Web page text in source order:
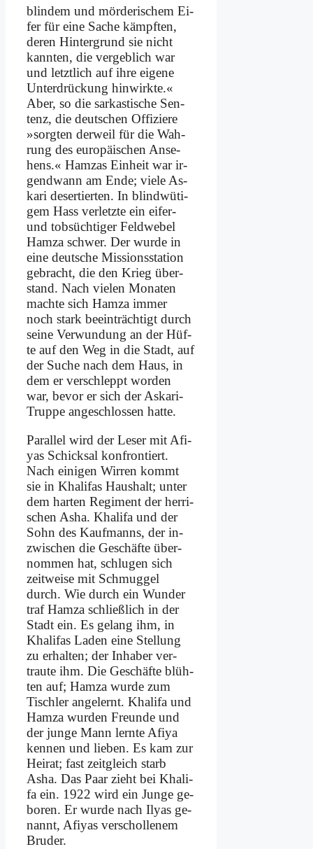
blin­dem und mör­de­ri­schem Ei­
fer für ei­ne Sa­che kämpf­ten,
de­ren Hin­ter­grund sie nicht
kann­ten, die ver­geb­lich war
und letzt­lich auf ih­re ei­ge­ne
Un­ter­drückung hin­wirk­te.«
Aber, so die sar­ka­sti­sche Sen­
tenz, die deut­schen Of­fi­zie­re
»sorg­ten der­weil für die Wah­
rung des eu­ro­päi­schen An­se­
hens.« Ham­zas Ein­heit war ir­
gend­wann am En­de; vie­le As­
ka­ri de­ser­tier­ten. In blind­wü­ti­
gem Hass ver­letz­te ein ei­fer-
und tob­süch­ti­ger Feld­we­bel
Ham­za schwer. Der wur­de in
ei­ne deut­sche Mis­si­ons­sta­ti­on
ge­bracht, die den Krieg über­
stand. Nach vie­len Mo­na­ten
mach­te sich Ham­za im­mer
noch stark be­ein­träch­tigt durch
sei­ne Ver­wun­dung an der Hüf­
te auf den Weg in die Stadt, auf
der Su­che nach dem Haus, in
dem er ver­schleppt wor­den
war, be­vor er sich der As­ka­ri-
Trup­pe an­ge­schlos­sen hat­te.
Par­al­lel wird der Le­ser mit Afi­
yas Schick­sal kon­fron­tiert.
Nach ei­ni­gen Wir­ren kommt
sie in Kha­li­fas Haus­halt; un­ter
dem har­ten Re­gi­ment der her­ri­
schen Asha. Kha­li­fa und der
Sohn des Kauf­manns, der in­
zwi­schen die Ge­schäf­te über­
nom­men hat, schlu­gen sich
zeit­wei­se mit Schmug­gel
durch. Wie durch ein Wun­der
traf Ham­za schließ­lich in der
Stadt ein. Es ge­lang ihm, in
Kha­li­fas La­den ei­ne Stel­lung
zu er­hal­ten; der In­ha­ber ver­
trau­te ihm. Die Ge­schäf­te blüh­
ten auf; Ham­za wur­de zum
Tisch­ler an­ge­lernt. Kha­li­fa und
Ham­za wur­den Freun­de und
der jun­ge Mann lern­te Afi­ya
ken­nen und lie­ben. Es kam zur
Hei­rat; fast zeit­gleich starb
Asha. Das Paar zieht bei Kha­li­
fa ein. 1922 wird ein Jun­ge ge­
bo­ren. Er wur­de nach Ily­as ge­
nannt, Afi­yas ver­schol­le­nem
Bru­der.